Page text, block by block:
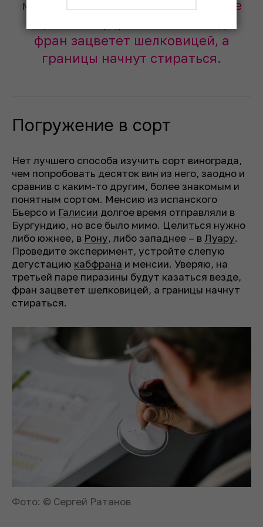
менсии. Уверяю, на третьей паре
фран зацветет шелковицей, а
границы начнут стираться.
Погружение в сорт
Нет лучшего способа изучить сорт винограда,
чем попробовать десяток вин из него, заодно и
сравнив с каким-то другим, более знакомым и
понятным сортом. Менсию из испанского
Бьерсо и Галисии долгое время отправляли в
Бургундию, но все было мимо. Целиться нужно
либо южнее, в Рону, либо западнее – в Луару.
Проведите эксперимент, устройте слепую
дегустацию кабфрана и менсии. Уверяю, на
третьей паре пиразины будут казаться везде,
фран зацветет шелковицей, а границы начнут
стираться.
Фото: © Сергей Ратанов